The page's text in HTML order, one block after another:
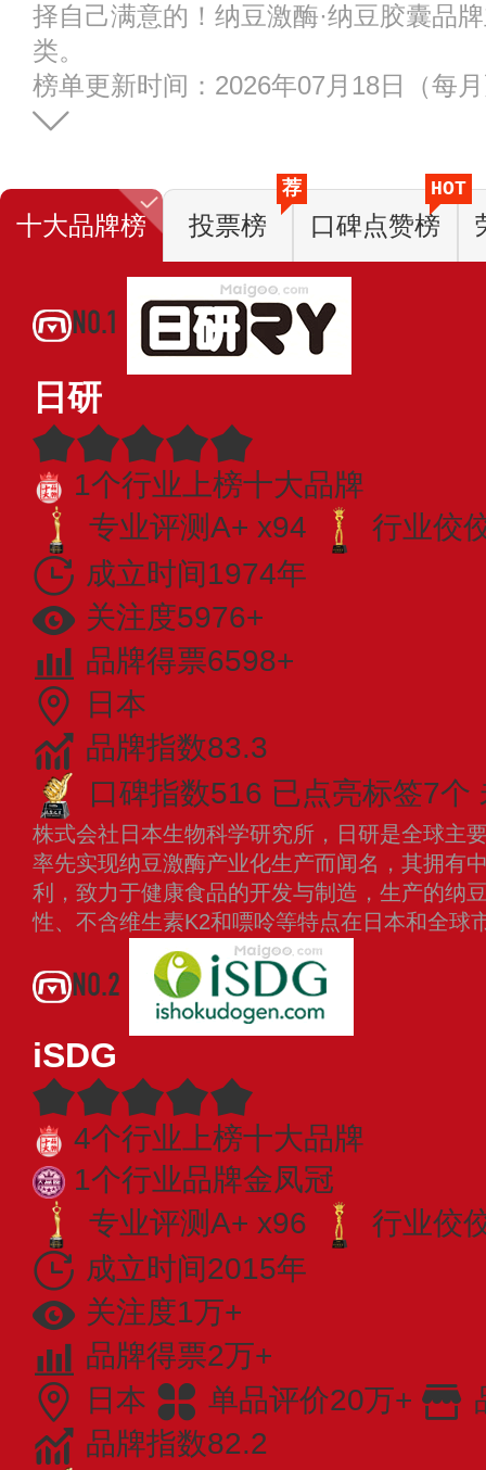
择自己满意的！纳豆激酶·纳豆胶囊品
类。
榜单更新时间：2026年07月18日（每
十大品牌榜 投票榜
荐
口碑点赞榜
HOT
NO.1
日研
1个行业上榜十大品牌
专业评测A+ x94
行业佼
成立时间1974年
关注度5976+
品牌得票6598+
日本
品牌指数83.3
口碑指数516 已点亮标签7个
株式会社日本生物科学研究所，日研是全球主
率先实现纳豆激酶产业化生产而闻名，其拥有
利，致力于健康食品的开发与制造，生产的纳
性、不含维生素K2和嘌呤等特点在日本和全球
NO.2
iSDG
4个行业上榜十大品牌
1个行业品牌金凤冠
专业评测A+ x96
行业佼
成立时间2015年
关注度1万+
品牌得票2万+
日本
单品评价20万+
品牌指数82.2